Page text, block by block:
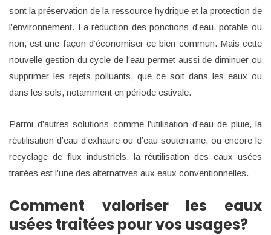
sont la préservation de la ressource hydrique et la protection de
l’environnement. La réduction des ponctions d’eau, potable ou
non, est une façon d’économiser ce bien commun. Mais cette
nouvelle gestion du cycle de l’eau permet aussi de diminuer ou
supprimer les rejets polluants, que ce soit dans les eaux ou
dans les sols, notamment en période estivale.
Parmi d’autres solutions comme l’utilisation d’eau de pluie, la
réutilisation d’eau d’exhaure ou d’eau souterraine, ou encore le
recyclage de flux industriels, la réutilisation des eaux usées
traitées est l’une des alternatives aux eaux conventionnelles.
Comment valoriser les eaux
usées traitées pour vos usages?